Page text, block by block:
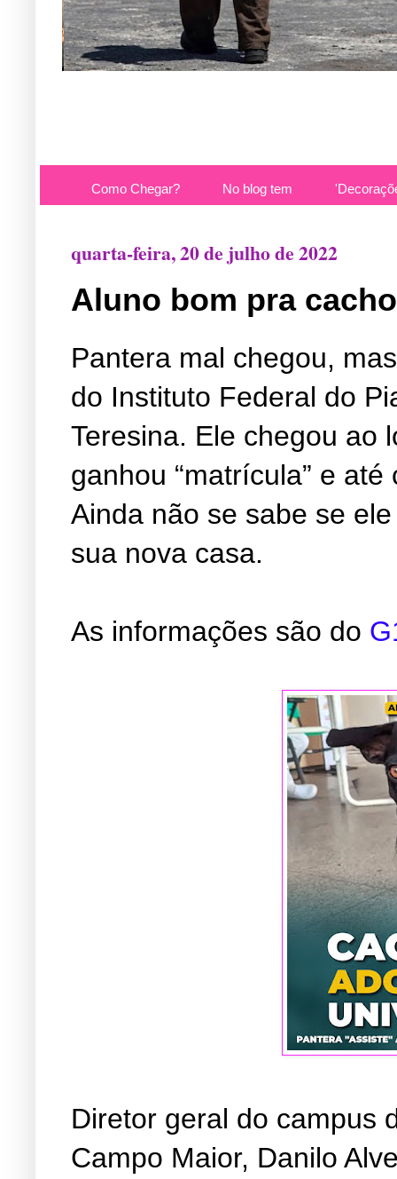
Como Chegar? No blog tem
quarta-feira, 20 de julho de 2022
Aluno bom pra
Pantera mal chegou,
do Instituto Federal do
Teresina. Ele chegou ao
ganhou “matrícula” e
Ainda não se sabe se
sua nova casa.
As informações são do
Diretor geral do campus
Campo Maior, Danilo